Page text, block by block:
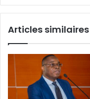
Articles similaires